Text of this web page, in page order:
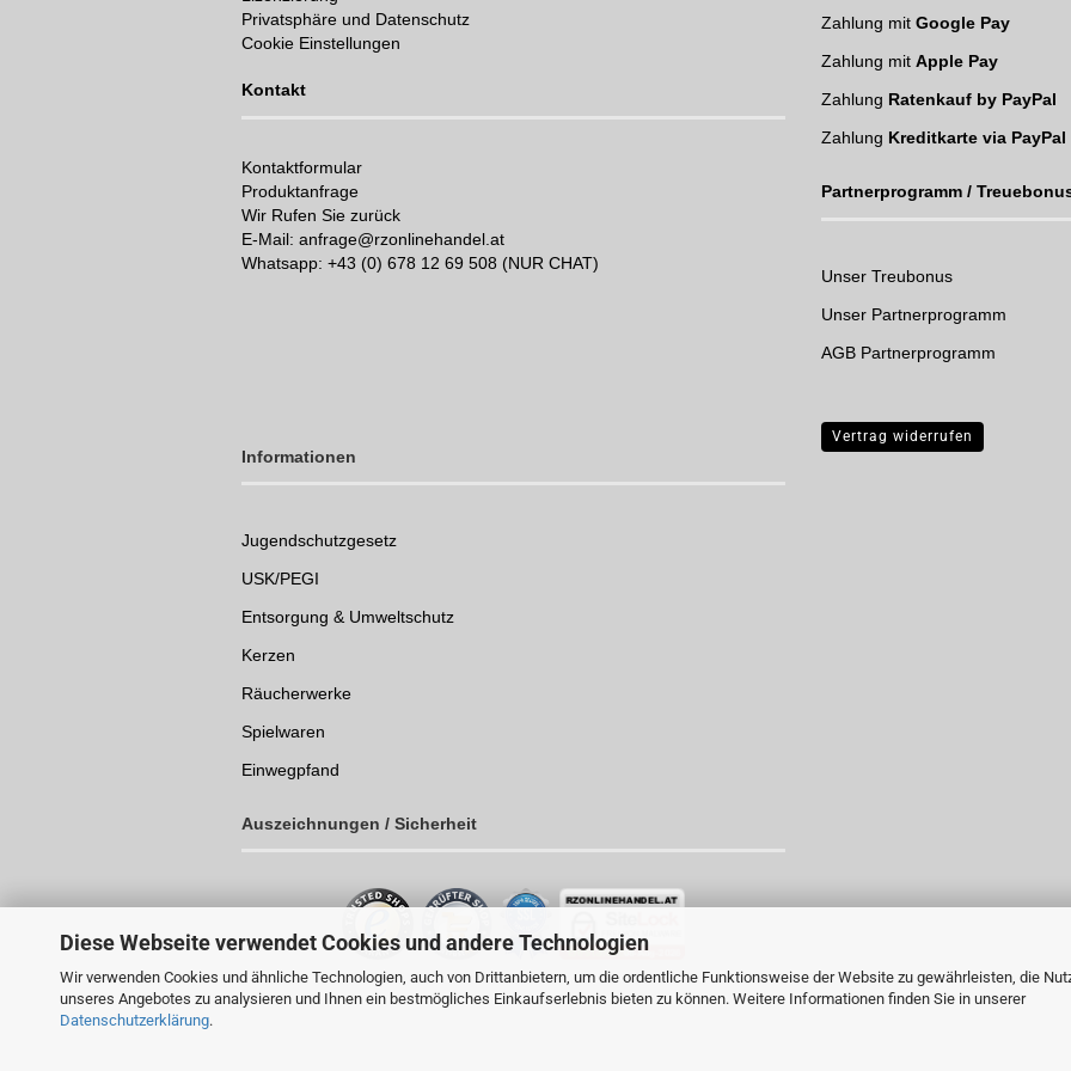
Diese Webseite verwendet Cookies und andere Technologien
Wir verwenden Cookies und ähnliche Technologien, auch von Drittanbietern, um die ordentliche Funktionsweise der Website zu gewährleisten, die
unseres Angebotes zu analysieren und Ihnen ein bestmögliches Einkaufserlebnis bieten zu können. Weitere Informationen finden Sie in unserer
Datenschutzerklärung.
Privatsphäre und Datenschutz
Cookie Einstellungen
Kontakt
Kontaktformular
Produktanfrage
Wir Rufen Sie zurück
E-Mail: anfrage@rzonlinehandel.at
Whatsapp: +43 (0) 678 12 69 508 (NUR CHAT)
Zahlung mit Google Pay
Zahlung mit Apple Pay
Zahlung Ratenkauf by PayPal
Zahlung Kreditkarte via PayPal
Partnerprogramm /
Unser Treubonus
Unser Partnerprogramm
AGB Partnerprogramm
Informationen
Jugendschutzgesetz
USK/PEGI
Entsorgung & Umweltschutz
Kerzen
Räucherwerke
Spielwaren
Einwegpfand
Auszeichnungen / Sicherheit
Vertrag widerrufen